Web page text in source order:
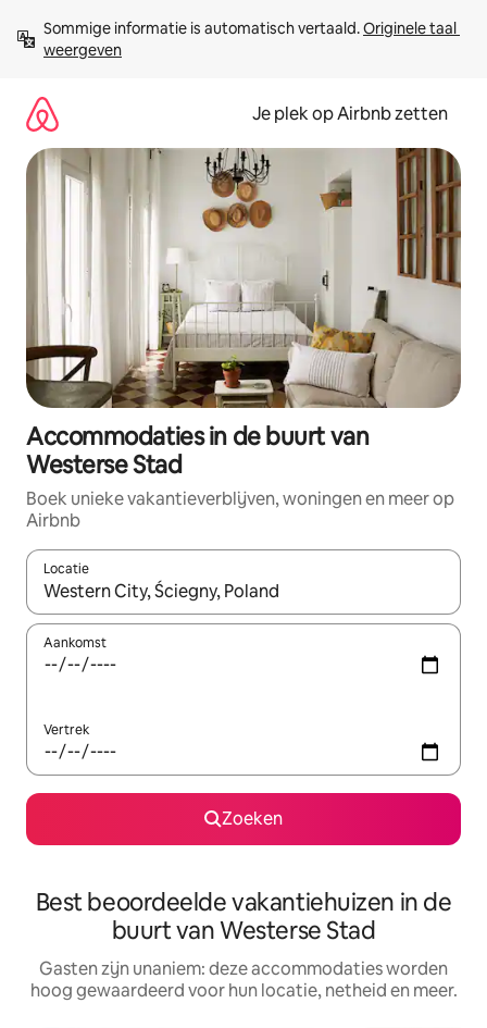
direct
naar
Sommige informatie is automatisch vertaald. Originele taal
weergeven
Je plek op Airbnb zetten
Accommodaties in de buurt van
Westerse Stad
Boek unieke vakantieverblijven, woningen en meer op
Airbnb
Locatie
Wanneer er resultaten beschikbaar zijn, maak je een keuze
Aankomst
Vertrek
Zoeken
Best beoordeelde vakantiehuizen in de
buurt van Westerse Stad
Gasten zijn unaniem: deze accommodaties worden
hoog gewaardeerd voor hun locatie, netheid en meer.